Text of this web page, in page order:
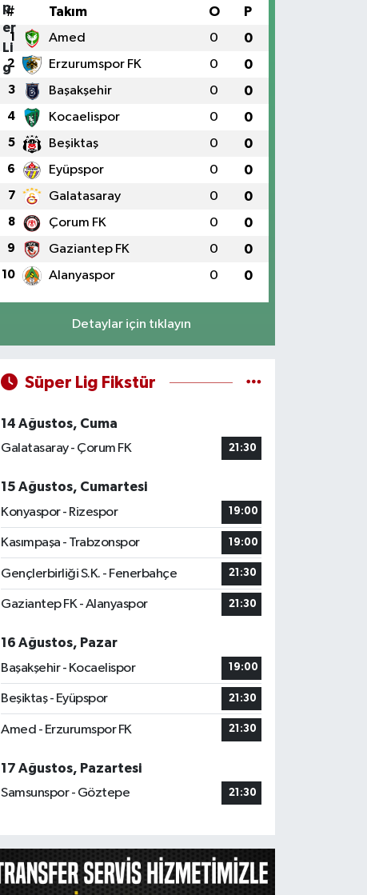
# Takım O P
1 Amed 0 0
2 Erzurumspor FK 0 0
3 Başakşehir 0 0
4 Kocaelispor 0 0
5 Beşiktaş 0 0
6 Eyüpspor 0 0
7 Galatasaray 0 0
8 Çorum FK 0 0
9 Gaziantep FK 0 0
10 Alanyaspor 0 0
Detaylar için tıklayın
Süper Lig Fikstür
14 Ağustos, Cuma
Galatasaray - Çorum FK
21:30
15 Ağustos, Cumartesi
Konyaspor - Rizespor
19:00
Kasımpaşa - Trabzonspor 19:00
Gençlerbirliği S.K. - Fenerbahçe 21:30
Gaziantep FK - Alanyaspor 21:30
16 Ağustos, Pazar
Başakşehir - Kocaelispor
19:00
Beşiktaş - Eyüpspor 21:30
Amed - Erzurumspor FK 21:30
17 Ağustos, Pazartesi
Samsunspor - Göztepe
21:30